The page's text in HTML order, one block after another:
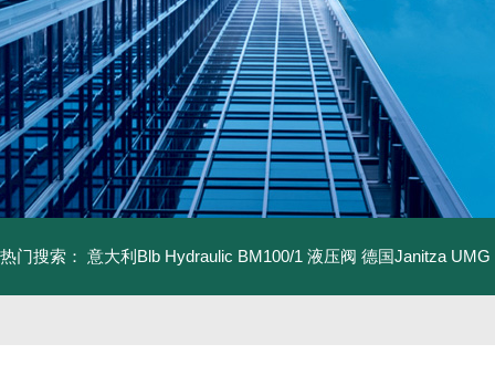
热门搜索： 意大利Blb Hydraulic BM100/1 液压阀 德国Janitza UMG